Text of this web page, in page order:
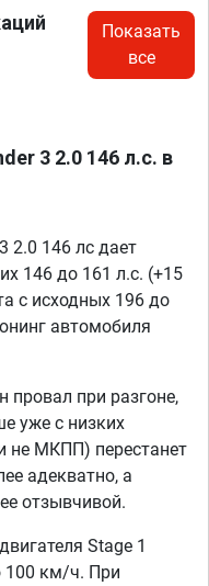
Показать
все
3 2.0 146 л.с. в
2.0 146 лс дает
146 до 161 л.с. (+15
с исходных 196 до
автомобиля
провал при разгоне,
уже с низких
не МКПП) перестанет
адекватно, а
отзывчивой.
Stage 1
100 км/ч. При